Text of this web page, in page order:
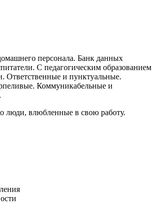
персонала. Банк данных
С педагогическим образованием
Ответственные и пунктуальные.
Коммуникабельные и
люди, влюбленные в свою работу.